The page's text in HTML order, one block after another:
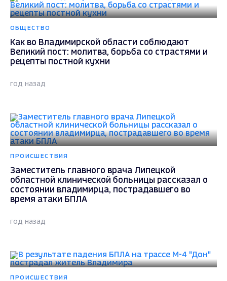
ОБЩЕСТВО
Как во Владимирской области соблюдают
Великий пост: молитва, борьба со страстями и
рецепты постной кухни
год назад
ПРОИСШЕСТВИЯ
Заместитель главного врача Липецкой
областной клинической больницы рассказал о
состоянии владимирца, пострадавшего во
время атаки БПЛА
год назад
ПРОИСШЕСТВИЯ